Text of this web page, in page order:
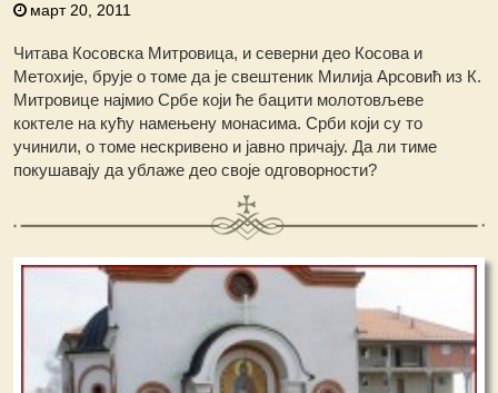
март 20, 2011
Читава Косовска Митровица, и северни део Косова и
Метохије, брује о томе да је свештеник Милија Арсовић из К.
Митровице најмио Србе који ће бацити молотовљеве
коктеле на кућу намењену монасима. Срби који су то
учинили, о томе нескривено и јавно причају. Да ли тиме
покушавају да ублаже део своје одговорности?